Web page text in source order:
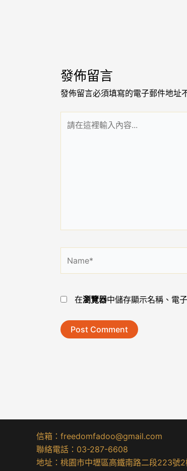
發佈留言
發佈留言必須填寫的電子郵件地址
在
在瀏覽器中儲存顯示名稱、電
信箱：freedomfadoo@gmail.com
聯絡電話：03-287-6608
地址：桃園市中壢區高鐵南路二段223號